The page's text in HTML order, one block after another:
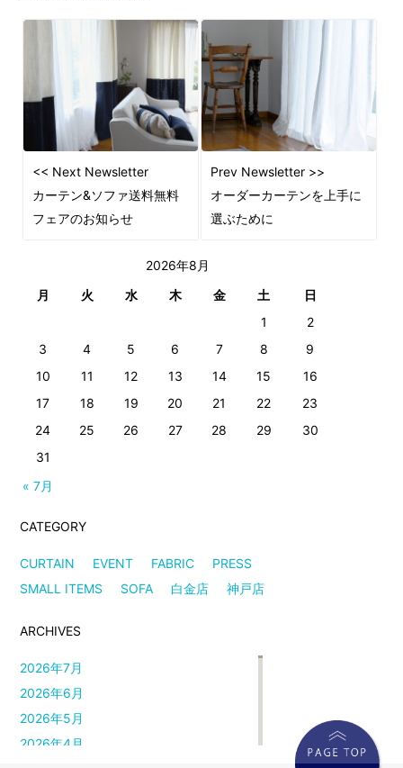
<< Next Newsletter
カーテン&ソファ送料無料
フェアのお知らせ
Prev Newsletter >>
オーダーカーテンを上手に
選ぶために
2026年8月
月
火 水 木 金 土 日
« 7月
1
2
3
4 5 6 7 8
9
10
11 12 13 14 15
16
17
18 19 20 21 22
23
24
25 26 27 28 29
30
31
CATEGORY
CURTAIN EVENT FABRIC
PRESS
SMALL ITEMS
SOFA 白金店 神戸店
ARCHIVES
2026年7月
2026年6月
2026年5月
2026年4月